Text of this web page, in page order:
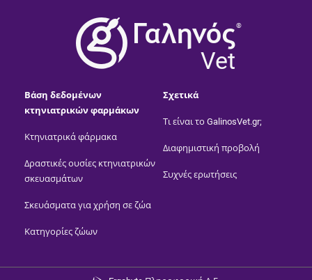
®
Vet
Βάση δεδομένων
κτηνιατρικών φαρμάκων
Κτηνιατρικά φάρμακα
Δραστικές ουσίες κτηνιατρικών
σκευασμάτων
Σκευάσματα για χρήση σε ζώα
Κατηγορίες ζώων
Σχετικά
Τι είναι το GalinosVet.gr;
Διαφημιστική προβολή
Συχνές ερωτήσεις